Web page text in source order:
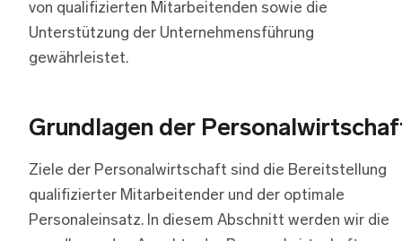
von qualifizierten Mitarbeitenden sowie die
Unterstützung der Unternehmensführung
gewährleistet.
Grundlagen der
Ziele der Personalwirtschaft sind die Bereitstellung
qualifizierter Mitarbeitender und der optimale
Personaleinsatz. In diesem Abschnitt werden wir die